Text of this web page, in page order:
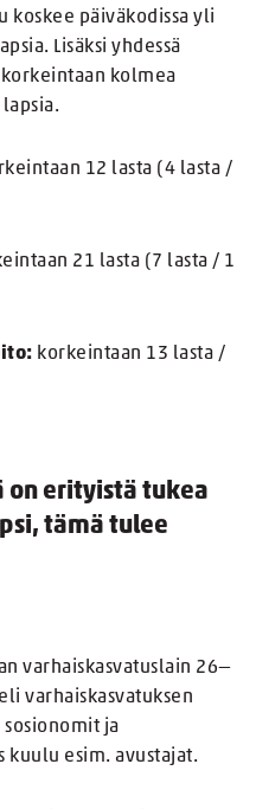
koskee päiväkodissa yli
Lisäksi yhdessä
kolmea
lapsia.
12 lasta (4 lasta /
21 lasta (7 lasta / 1
korkeintaan 13 lasta /
on erityistä tukea
tämä tulee
varhaiskasvatuslain 26—
varhaiskasvatuksen
sosionomit ja
kuulu esim. avustajat.